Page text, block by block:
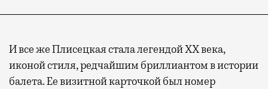
И все же Плисецкая стала легендой ХХ века,
иконой стиля, редчайшим бриллиантом в истории
балета. Ее визитной карточкой был номер